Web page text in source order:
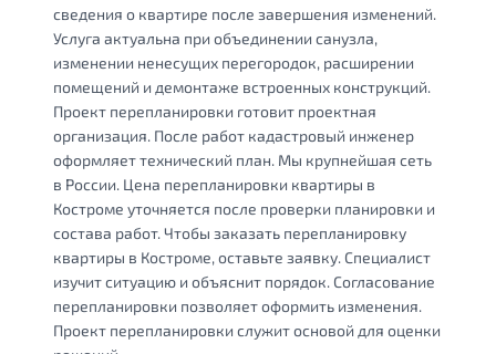
сведения о квартире после завершения изменений.
Услуга актуальна при объединении санузла,
изменении ненесущих перегородок, расширении
помещений и демонтаже встроенных конструкций.
Проект перепланировки готовит проектная
организация. После работ кадастровый инженер
оформляет технический план. Мы крупнейшая сеть
в России. Цена перепланировки квартиры в
Костроме уточняется после проверки планировки и
состава работ. Чтобы заказать перепланировку
квартиры в Костроме, оставьте заявку. Специалист
изучит ситуацию и объяснит порядок. Согласование
перепланировки позволяет оформить изменения.
Проект перепланировки служит основой для оценки